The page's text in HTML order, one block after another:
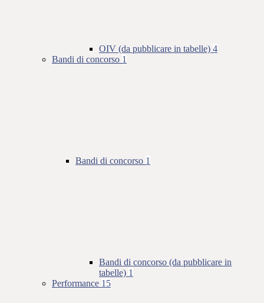
OIV (da pubblicare in tabelle) 4
Bandi di concorso 1
Bandi di concorso 1
Bandi di concorso (da pubblicare in
tabelle) 1
Performance 15